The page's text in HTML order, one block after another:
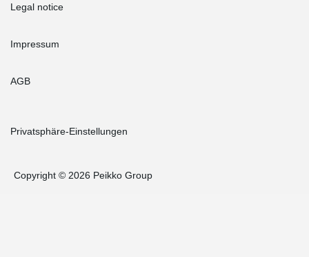
Legal notice
Impressum
AGB
Privatsphäre-Einstellungen
Copyright © 2026 Peikko Group